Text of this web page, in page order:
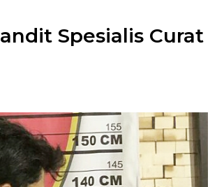
Spesialis Curat